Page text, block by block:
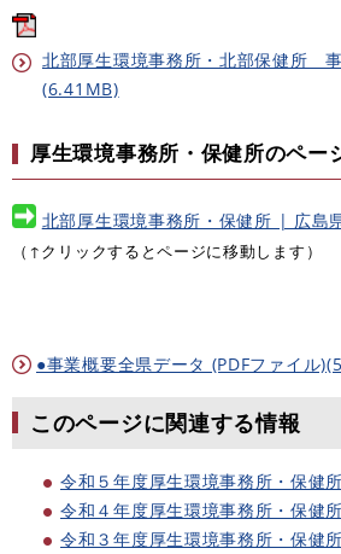
北部厚生環境事務所・北部保健所
(6.41MB)
厚生環境事務所・保健所のペー
北部厚生環境事務所・保健所 | 広
（↑クリックするとページに移動します）
●事業概要全県データ (PDFファイル
このページに関連する情報
令和５年度厚生環境事務所・保健
令和４年度厚生環境事務所・保健
令和３年度厚生環境事務所・保健